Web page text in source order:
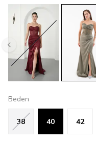
Beden
38 40 42